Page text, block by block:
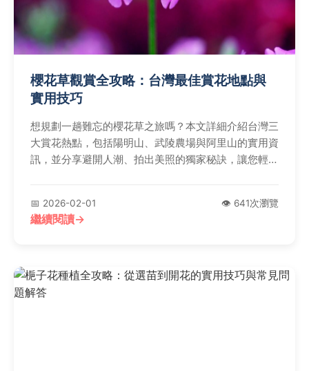
櫻花草觀賞全攻略：台灣最佳賞花地點與
實用技巧
想規劃一趟難忘的櫻花草之旅嗎？本文詳細介紹台灣三
大賞花熱點，包括陽明山、武陵農場與阿里山的實用資
訊，並分享避開人潮、拍出美照的獨家秘訣，讓您輕鬆
📅 2026-02-01 👁️ 641次瀏覽
繼續閱讀